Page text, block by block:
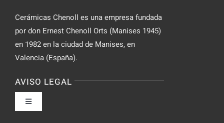
Cerámicas Chenoll es una empresa fundada
por don Ernest Chenoll Orts (Manises 1945)
en 1982 en la ciudad de Manises, en
Valencia (España).
AVISO LEGAL
Toggle